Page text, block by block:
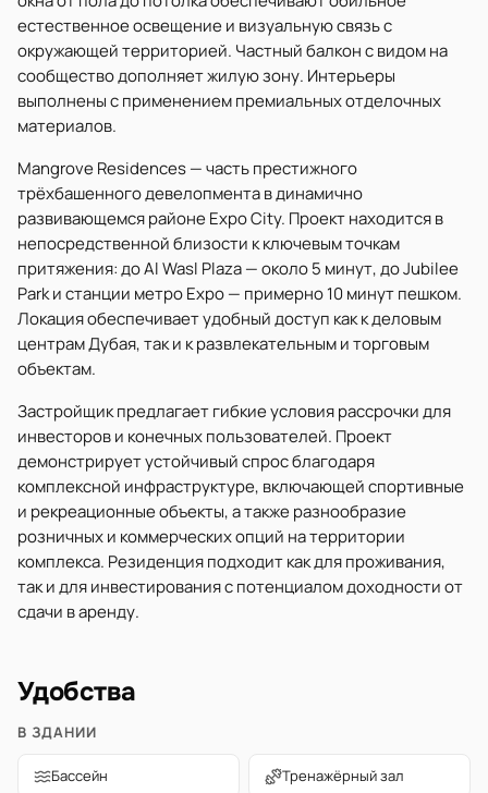
естественное освещение и визуальную связь с
окружающей территорией. Частный балкон с видом на
сообщество дополняет жилую зону. Интерьеры
выполнены с применением премиальных отделочных
материалов.
Mangrove Residences — часть престижного
трёхбашенного девелопмента в динамично
развивающемся районе Expo City. Проект находится в
непосредственной близости к ключевым точкам
притяжения: до Al Wasl Plaza — около 5 минут, до Jubilee
Park и станции метро Expo — примерно 10 минут пешком.
Локация обеспечивает удобный доступ как к деловым
центрам Дубая, так и к развлекательным и торговым
объектам.
Застройщик предлагает гибкие условия рассрочки для
инвесторов и конечных пользователей. Проект
демонстрирует устойчивый спрос благодаря
комплексной инфраструктуре, включающей спортивные
и рекреационные объекты, а также разнообразие
розничных и коммерческих опций на территории
комплекса. Резиденция подходит как для проживания,
так и для инвестирования с потенциалом доходности от
сдачи в аренду.
Удобства
В ЗДАНИИ
Бассейн Тренажёрный зал